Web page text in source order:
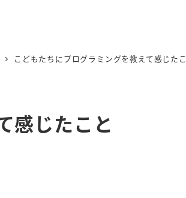
こどもたちにプログラミングを教えて感じた
感じたこと